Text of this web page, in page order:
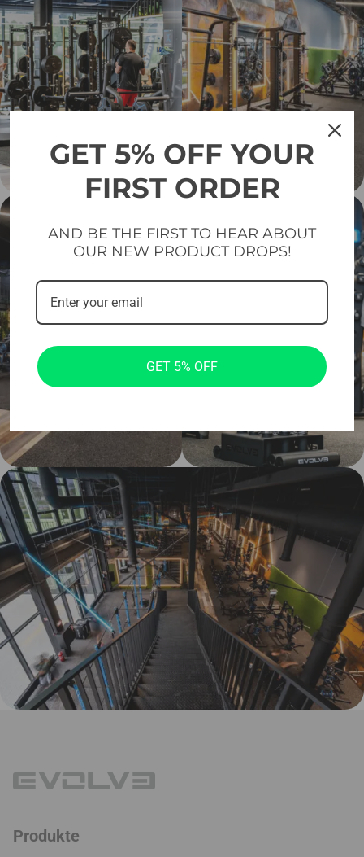
Produkte
GET 5% OFF YOUR
FIRST ORDER
AND BE THE FIRST TO HEAR ABOUT
OUR NEW PRODUCT DROPS!
GET 5% OFF